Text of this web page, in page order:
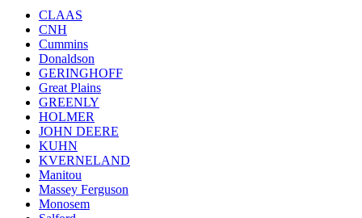
CLAAS
CNH
Cummins
Donaldson
GERINGHOFF
Great Plains
GREENLY
HOLMER
JOHN DEERE
KUHN
KVERNELAND
Manitou
Massey Ferguson
Monosem